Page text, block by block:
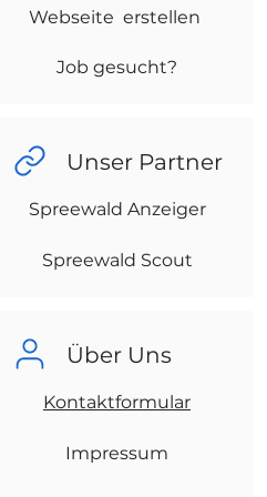
Webseite erstellen
Job gesucht?
Unser Partner
Spreewald Anzeiger
Spreewald Scout
Über Uns
Kontaktformular
Impressum